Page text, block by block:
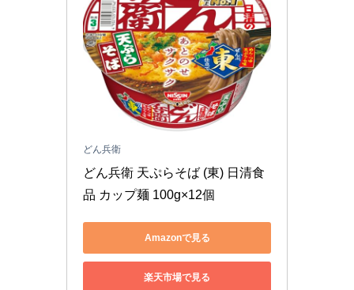
どん兵衛
どん兵衛 天ぷらそば (東) 日清食
品 カップ麺 100g×12個
Amazonで見る
楽天市場で見る